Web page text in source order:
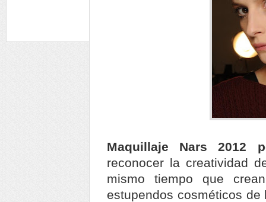
Maquillaje Nars 2012
reconocer la creatividad
mismo tiempo que
estupendos cosméticos